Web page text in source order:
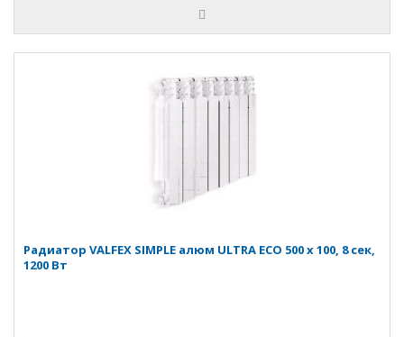
Радиатор VALFEX SIMPLE алюм ULTRA ECO 500 х 100, 8 сек,
1200 Вт